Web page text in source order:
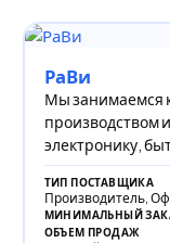
РаВи
Мы занимаемся
производством
электронику,
ТИП ПОСТАВЩИКА
Производитель,
МИНИМАЛЬНЫЙ
ОБЪЕМ ПРОДАЖ